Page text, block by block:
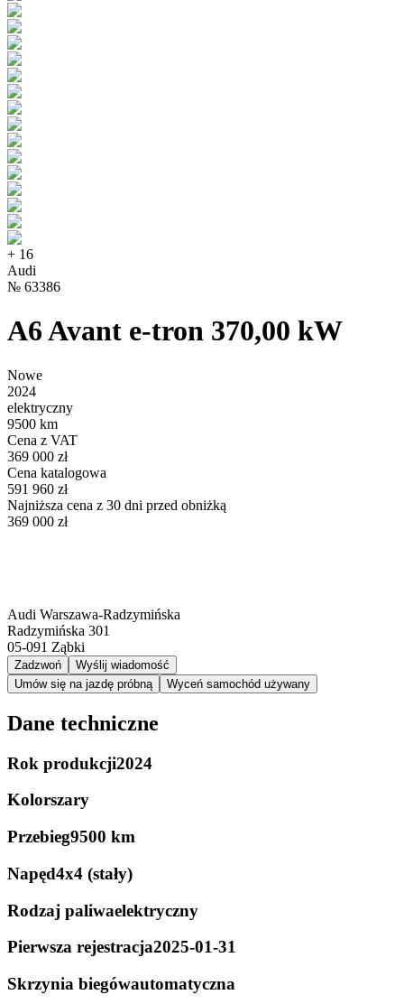
+ 16
Audi
№ 63386
A6 Avant e-tron 370,00 kW
Nowe
2024
elektryczny
9500 km
Cena z VAT
369 000 zł
Cena katalogowa
591 960 zł
Najniższa cena z 30 dni przed obniżką
369 000 zł
Audi Warszawa-Radzymińska
Radzymińska 301
05-091 Ząbki
Zadzwoń
Wyślij wiadomość
Umów się na jazdę próbną
Wyceń samochód używany
Dane techniczne
Rok produkcji2024
Kolorszary
Przebieg9500 km
Napęd4x4 (stały)
Rodzaj paliwaelektryczny
Pierwsza rejestracja2025-01-31
Skrzynia biegówautomatyczna